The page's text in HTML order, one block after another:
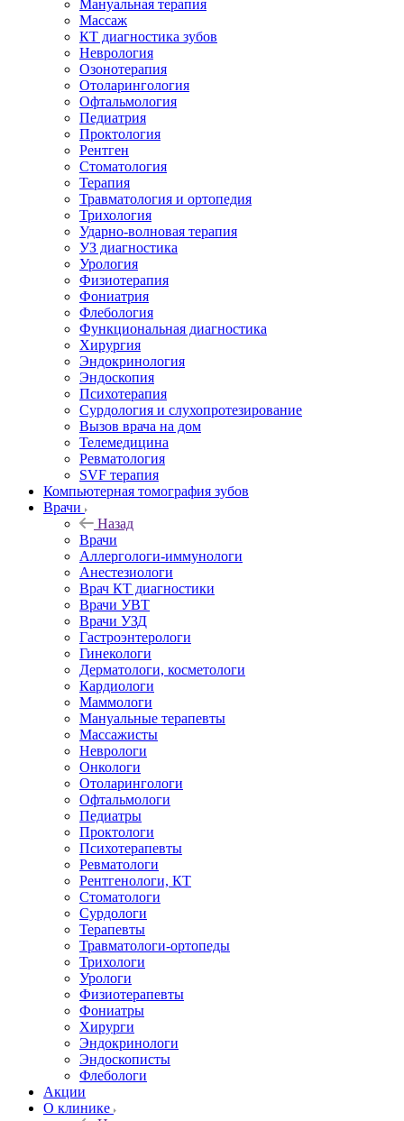
Мануальная терапия
Массаж
КТ диагностика зубов
Неврология
Озонотерапия
Отоларингология
Офтальмология
Педиатрия
Проктология
Рентген
Стоматология
Терапия
Травматология и ортопедия
Трихология
Ударно-волновая терапия
УЗ диагностика
Урология
Физиотерапия
Фониатрия
Флебология
Функциональная диагностика
Хирургия
Эндокринология
Эндоскопия
Психотерапия
Сурдология и слухопротезирование
Вызов врача на дом
Телемедицина
Ревматология
SVF терапия
Компьютерная томография зубов
Врачи
Назад
Врачи
Аллергологи-иммунологи
Анестезиологи
Врач КТ диагностики
Врачи УВТ
Врачи УЗД
Гастроэнтерологи
Гинекологи
Дерматологи, косметологи
Кардиологи
Маммологи
Мануальные терапевты
Массажисты
Неврологи
Онкологи
Отоларингологи
Офтальмологи
Педиатры
Проктологи
Психотерапевты
Ревматологи
Рентгенологи, КТ
Стоматологи
Сурдологи
Терапевты
Травматологи-ортопеды
Трихологи
Урологи
Физиотерапевты
Фониатры
Хирурги
Эндокринологи
Эндоскописты
Флебологи
Акции
О клинике